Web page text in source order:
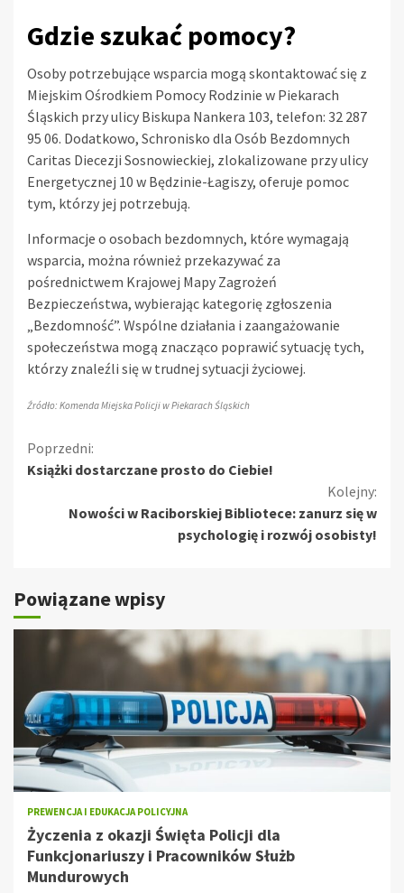
Gdzie szukać pomocy?
Osoby potrzebujące wsparcia mogą skontaktować się z
Miejskim Ośrodkiem Pomocy Rodzinie w Piekarach
Śląskich przy ulicy Biskupa Nankera 103, telefon: 32 287
95 06. Dodatkowo, Schronisko dla Osób Bezdomnych
Caritas Diecezji Sosnowieckiej, zlokalizowane przy ulicy
Energetycznej 10 w Będzinie-Łagiszy, oferuje pomoc
tym, którzy jej potrzebują.
Informacje o osobach bezdomnych, które wymagają
wsparcia, można również przekazywać za
pośrednictwem Krajowej Mapy Zagrożeń
Bezpieczeństwa, wybierając kategorię zgłoszenia
„Bezdomność”. Wspólne działania i zaangażowanie
społeczeństwa mogą znacząco poprawić sytuację tych,
którzy znaleźli się w trudnej sytuacji życiowej.
Źródło: Komenda Miejska Policji w Piekarach Śląskich
Kontynuuj
czytanie
Poprzedni:
Książki dostarczane prosto do Ciebie!
Kolejny:
Nowości w Raciborskiej Bibliotece: zanurz się w
psychologię i rozwój osobisty!
Powiązane wpisy
PREWENCJA I EDUKACJA POLICYJNA
Życzenia z okazji Święta Policji dla
Funkcjonariuszy i Pracowników Służb
Mundurowych